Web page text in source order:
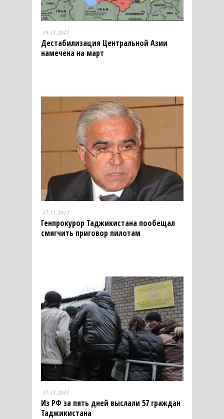
19.11.2011
Дестабилизация Центральной Азии
намечена на март
17.11.2011
Генпрокурор Таджикистана пообещал
смягчить приговор пилотам
17.11.2011
Из РФ за пять дней выслали 57 граждан
Таджикистана